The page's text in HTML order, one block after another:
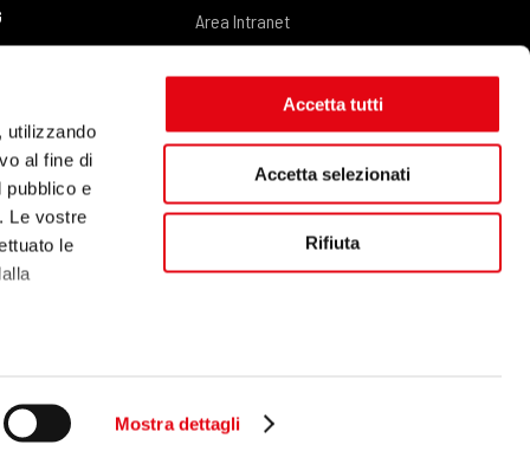
utilizzando
al fine di
pubblico e
Le vostre
le
Mostra dettagli
Accetta tutti
Accetta selezionati
Rifiuta
Area Intranet
Richiedi informazioni